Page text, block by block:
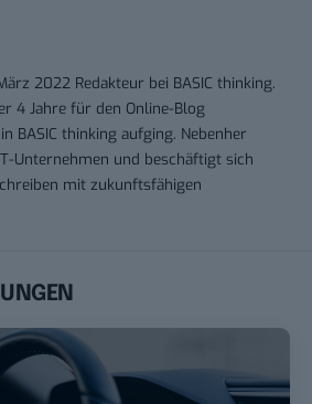
2022 Redakteur bei BASIC thinking.
4 Jahre für den Online-Blog
BASIC thinking aufging. Nebenher
Unternehmen und beschäftigt sich
mit zukunftsfähigen